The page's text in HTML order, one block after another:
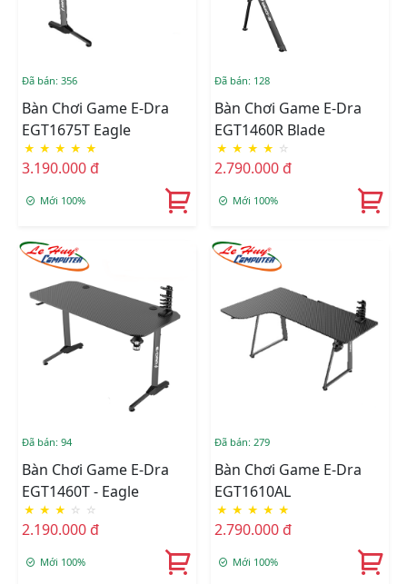
Đã bán: 356
Bàn Chơi Game E-Dra
EGT1675T Eagle
★ ★ ★ ★ ★
3.190.000 đ
Mới 100%
Đã bán: 128
Bàn Chơi Game E-Dra
EGT1460R Blade
★ ★ ★ ★ ☆
2.790.000 đ
Mới 100%
Đã bán: 94
Bàn Chơi Game E-Dra
EGT1460T - Eagle
★ ★ ★ ☆ ☆
2.190.000 đ
Mới 100%
Đã bán: 279
Bàn Chơi Game E-Dra
EGT1610AL
★ ★ ★ ★ ★
2.790.000 đ
Mới 100%